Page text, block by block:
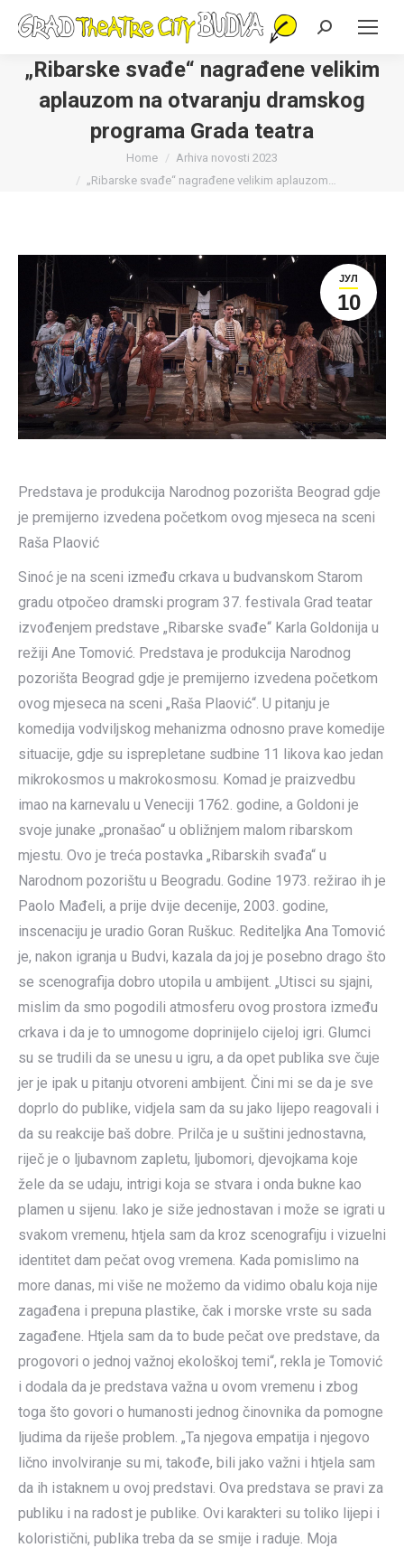
Search:
„Ribarske svađe“ nagrađene velikim
aplauzom na otvaranju dramskog
programa Grada teatra
Home
Arhiva novosti 2023
„Ribarske svađe“ nagrađene velikim aplauzom…
ЈУЛ
10
Predstava je produkcija Narodnog pozorišta Beograd gdje
je premijerno izvedena početkom ovog mjeseca na sceni
Raša Plaović
Sinoć je na sceni između crkava u budvanskom Starom
gradu otpočeo dramski program 37. festivala Grad teatar
izvođenjem predstave „Ribarske svađe“ Karla Goldonija u
režiji Ane Tomović. Predstava je produkcija Narodnog
pozorišta Beograd gdje je premijerno izvedena početkom
ovog mjeseca na sceni „Raša Plaović“. U pitanju je
komedija vodviljskog mehanizma odnosno prave komedije
situacije, gdje su isprepletane sudbine 11 likova kao jedan
mikrokosmos u makrokosmosu. Komad je praizvedbu
imao na karnevalu u Veneciji 1762. godine, a Goldoni je
svoje junake „pronašao“ u obližnjem malom ribarskom
mjestu. Ovo je treća postavka „Ribarskih svađa“ u
Narodnom pozorištu u Beogradu. Godine 1973. režirao ih je
Paolo Mađeli, a prije dvije decenije, 2003. godine,
inscenaciju je uradio Goran Ruškuc. Rediteljka Ana Tomović
je, nakon igranja u Budvi, kazala da joj je posebno drago što
se scenografija dobro utopila u ambijent. „Utisci su sjajni,
mislim da smo pogodili atmosferu ovog prostora između
crkava i da je to umnogome doprinijelo cijeloj igri. Glumci
su se trudili da se unesu u igru, a da opet publika sve čuje
jer je ipak u pitanju otvoreni ambijent. Čini mi se da je sve
doprlo do publike, vidjela sam da su jako lijepo reagovali i
da su reakcije baš dobre. Prilča je u suštini jednostavna,
riječ je o ljubavnom zapletu, ljubomori, djevojkama koje
žele da se udaju, intrigi koja se stvara i onda bukne kao
plamen u sijenu. Iako je siže jednostavan i može se igrati u
svakom vremenu, htjela sam da kroz scenografiju i vizuelni
identitet dam pečat ovog vremena. Kada pomislimo na
more danas, mi više ne možemo da vidimo obalu koja nije
zagađena i prepuna plastike, čak i morske vrste su sada
zagađene. Htjela sam da to bude pečat ove predstave, da
progovori o jednoj važnoj ekološkoj temi“, rekla je Tomović
i dodala da je predstava važna u ovom vremenu i zbog
toga što govori o humanosti jednog činovnika da pomogne
ljudima da riješe problem. „Ta njegova empatija i njegovo
lično involviranje su mi, takođe, bili jako važni i htjela sam
da ih istaknem u ovoj predstavi. Ova predstava se pravi za
publiku i na radost je publike. Ovi karakteri su toliko lijepi i
koloristični, publika treba da se smije i raduje. Moja